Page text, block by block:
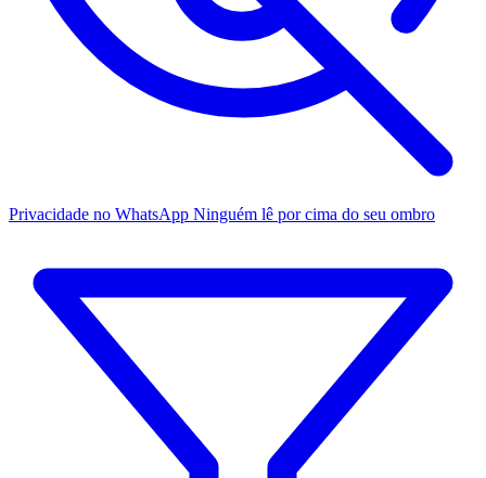
Privacidade no WhatsApp Ninguém lê por cima do seu ombro